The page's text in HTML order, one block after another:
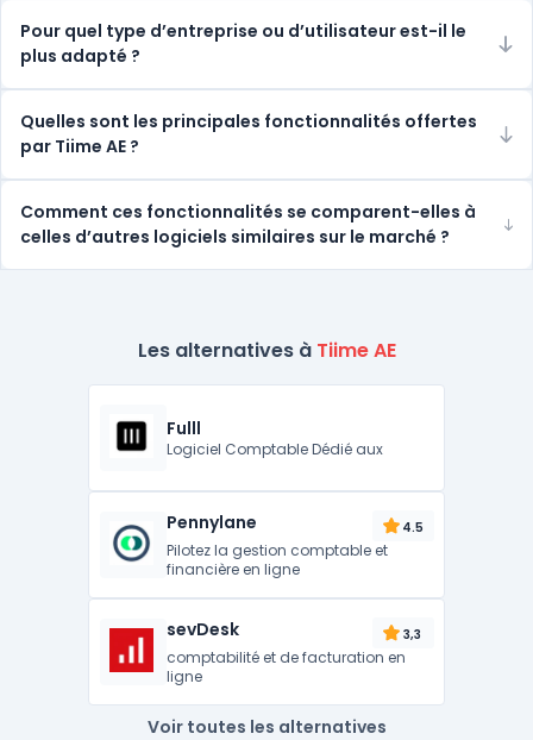
Pour quel type d’entreprise ou d’utilisateur est-il le
plus adapté ?
Quelles sont les principales fonctionnalités offertes
par Tiime AE ?
Comment ces fonctionnalités se comparent-elles à
celles d’autres logiciels similaires sur le marché ?
Les alternatives à Tiime AE
Fulll
Logiciel Comptable Dédié aux
Pennylane 4.5
Pilotez la gestion comptable et
financière en ligne
sevDesk 3,3
comptabilité et de facturation en
ligne
Voir toutes les alternatives